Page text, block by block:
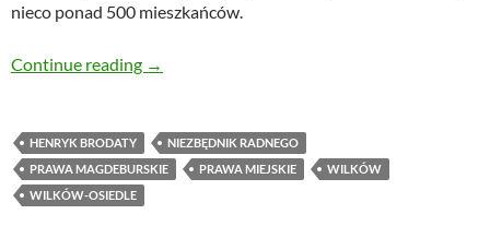
nieco ponad 500 mieszkańców.
Continue reading Jak się dziś nadaje prawa miejskie? Czy
→
HENRYK BRODATY
NIEZBĘDNIK RADNEGO
PRAWA MAGDEBURSKIE
PRAWA MIEJSKIE
WILKÓW
WILKÓW-OSIEDLE